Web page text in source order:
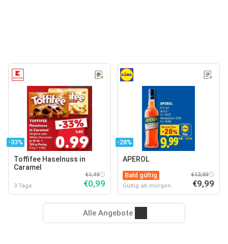
-33%
Toffifee Haselnuss in
Caramel
3 Tage
€1,49
€0,99
-28%
APEROL
Bald gültig
Gültig ab morgen
€13,99
€9,99
Alle Angebote